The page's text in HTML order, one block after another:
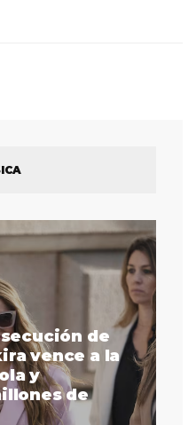
de
vence a la
y
de